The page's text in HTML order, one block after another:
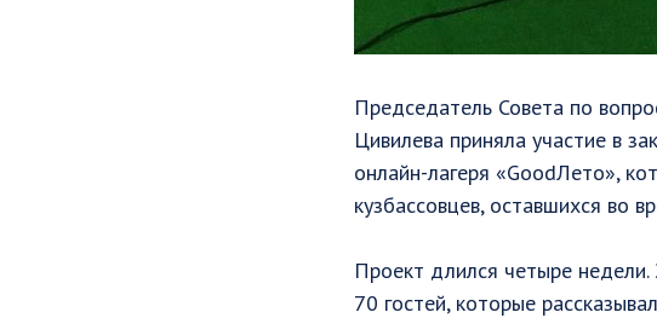
Председатель Совета по
Цивилева приняла участие в
онлайн-лагеря «GoodЛето»,
кузбассовцев, оставшихся во
Проект длился четыре
70 гостей, которые